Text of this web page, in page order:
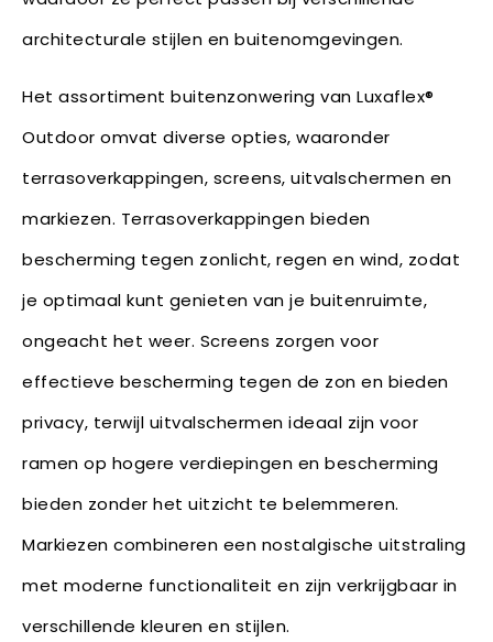
architecturale stijlen en buitenomgevingen.
Het assortiment buitenzonwering van Luxaflex®
Outdoor omvat diverse opties, waaronder
terrasoverkappingen, screens, uitvalschermen en
markiezen. Terrasoverkappingen bieden
bescherming tegen zonlicht, regen en wind, zodat
je optimaal kunt genieten van je buitenruimte,
ongeacht het weer. Screens zorgen voor
effectieve bescherming tegen de zon en bieden
privacy, terwijl uitvalschermen ideaal zijn voor
ramen op hogere verdiepingen en bescherming
bieden zonder het uitzicht te belemmeren.
Markiezen combineren een nostalgische uitstraling
met moderne functionaliteit en zijn verkrijgbaar in
verschillende kleuren en stijlen.